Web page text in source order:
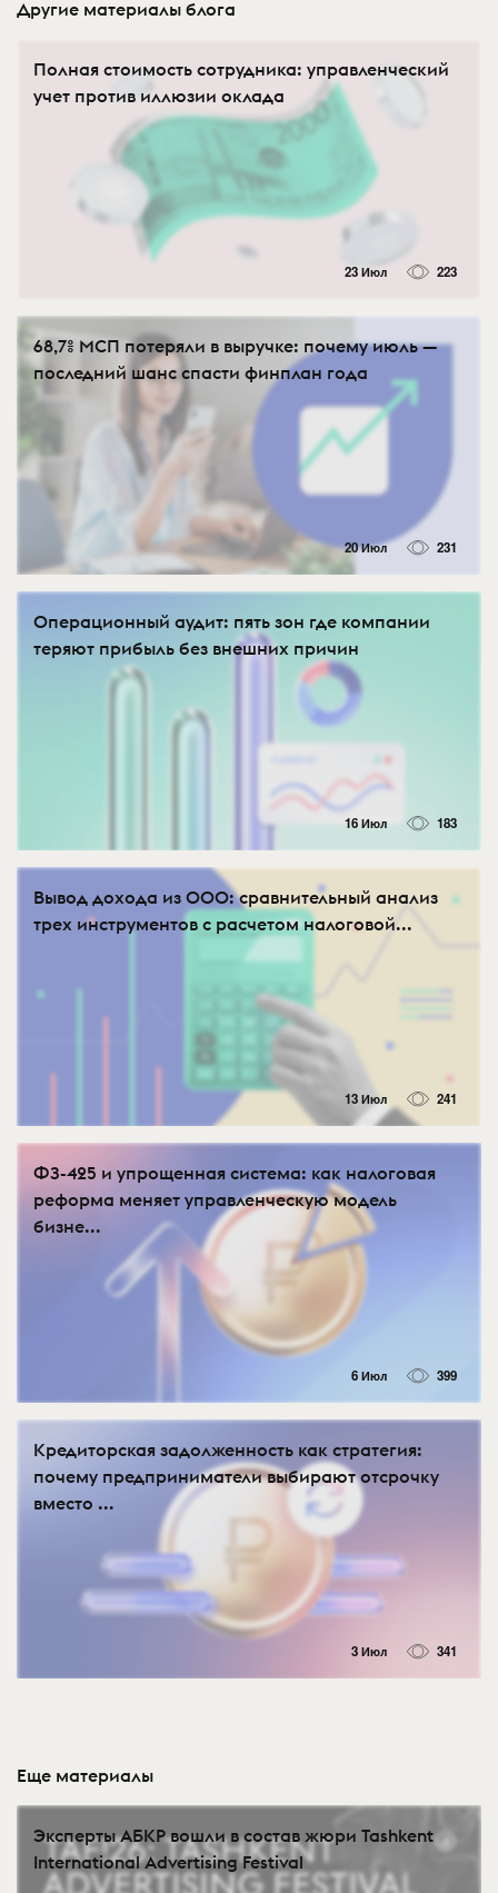
Другие материалы блога
Полная стоимость сотрудника: управленческий
учет против иллюзии оклада
23 Июл 223
68,7% МСП потеряли в выручке: почему июль —
последний шанс спасти финплан года
20 Июл 231
Операционный аудит: пять зон где компании
теряют прибыль без внешних причин
16 Июл 183
Вывод дохода из ООО: сравнительный анализ
трех инструментов с расчетом налоговой...
13 Июл 241
ФЗ-425 и упрощенная система: как налоговая
реформа меняет управленческую модель
бизне...
6 Июл 399
Кредиторская задолженность как стратегия:
почему предприниматели выбирают отсрочку
вместо ...
3 Июл 341
Еще материалы
Эксперты АБКР вошли в состав жюри Tashkent
International Advertising Festival